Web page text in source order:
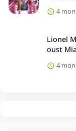
4
Lionel
oust
4